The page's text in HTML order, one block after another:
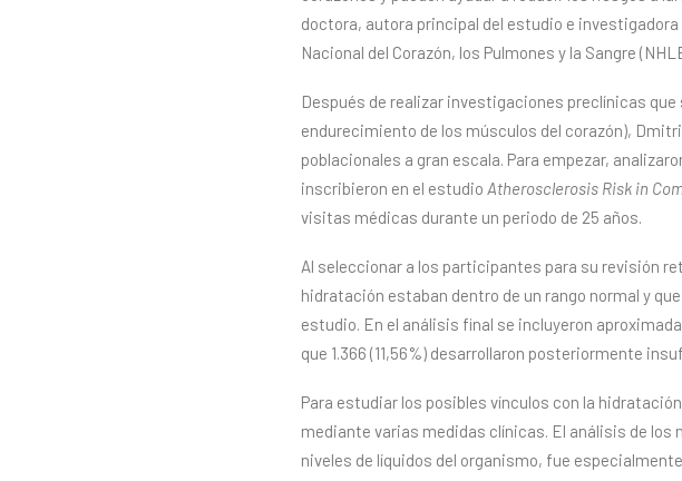
doctora, autora principal del estudio e
Nacional del Corazón, los Pulmones y la Sangre
Después de realizar investigaciones preclínicas
endurecimiento de los músculos del corazón),
poblacionales a gran escala. Para empezar,
inscribieron en el estudio Atherosclerosis Risk in
visitas médicas durante un periodo de 25 años.
Al seleccionar a los participantes para su revisión
hidratación estaban dentro de un rango normal y
estudio. En el análisis final se incluyeron
que 1.366 (11,56%) desarrollaron posteriormente
Para estudiar los posibles vínculos con la
mediante varias medidas clínicas. El análisis de los
niveles de líquidos del organismo, fue